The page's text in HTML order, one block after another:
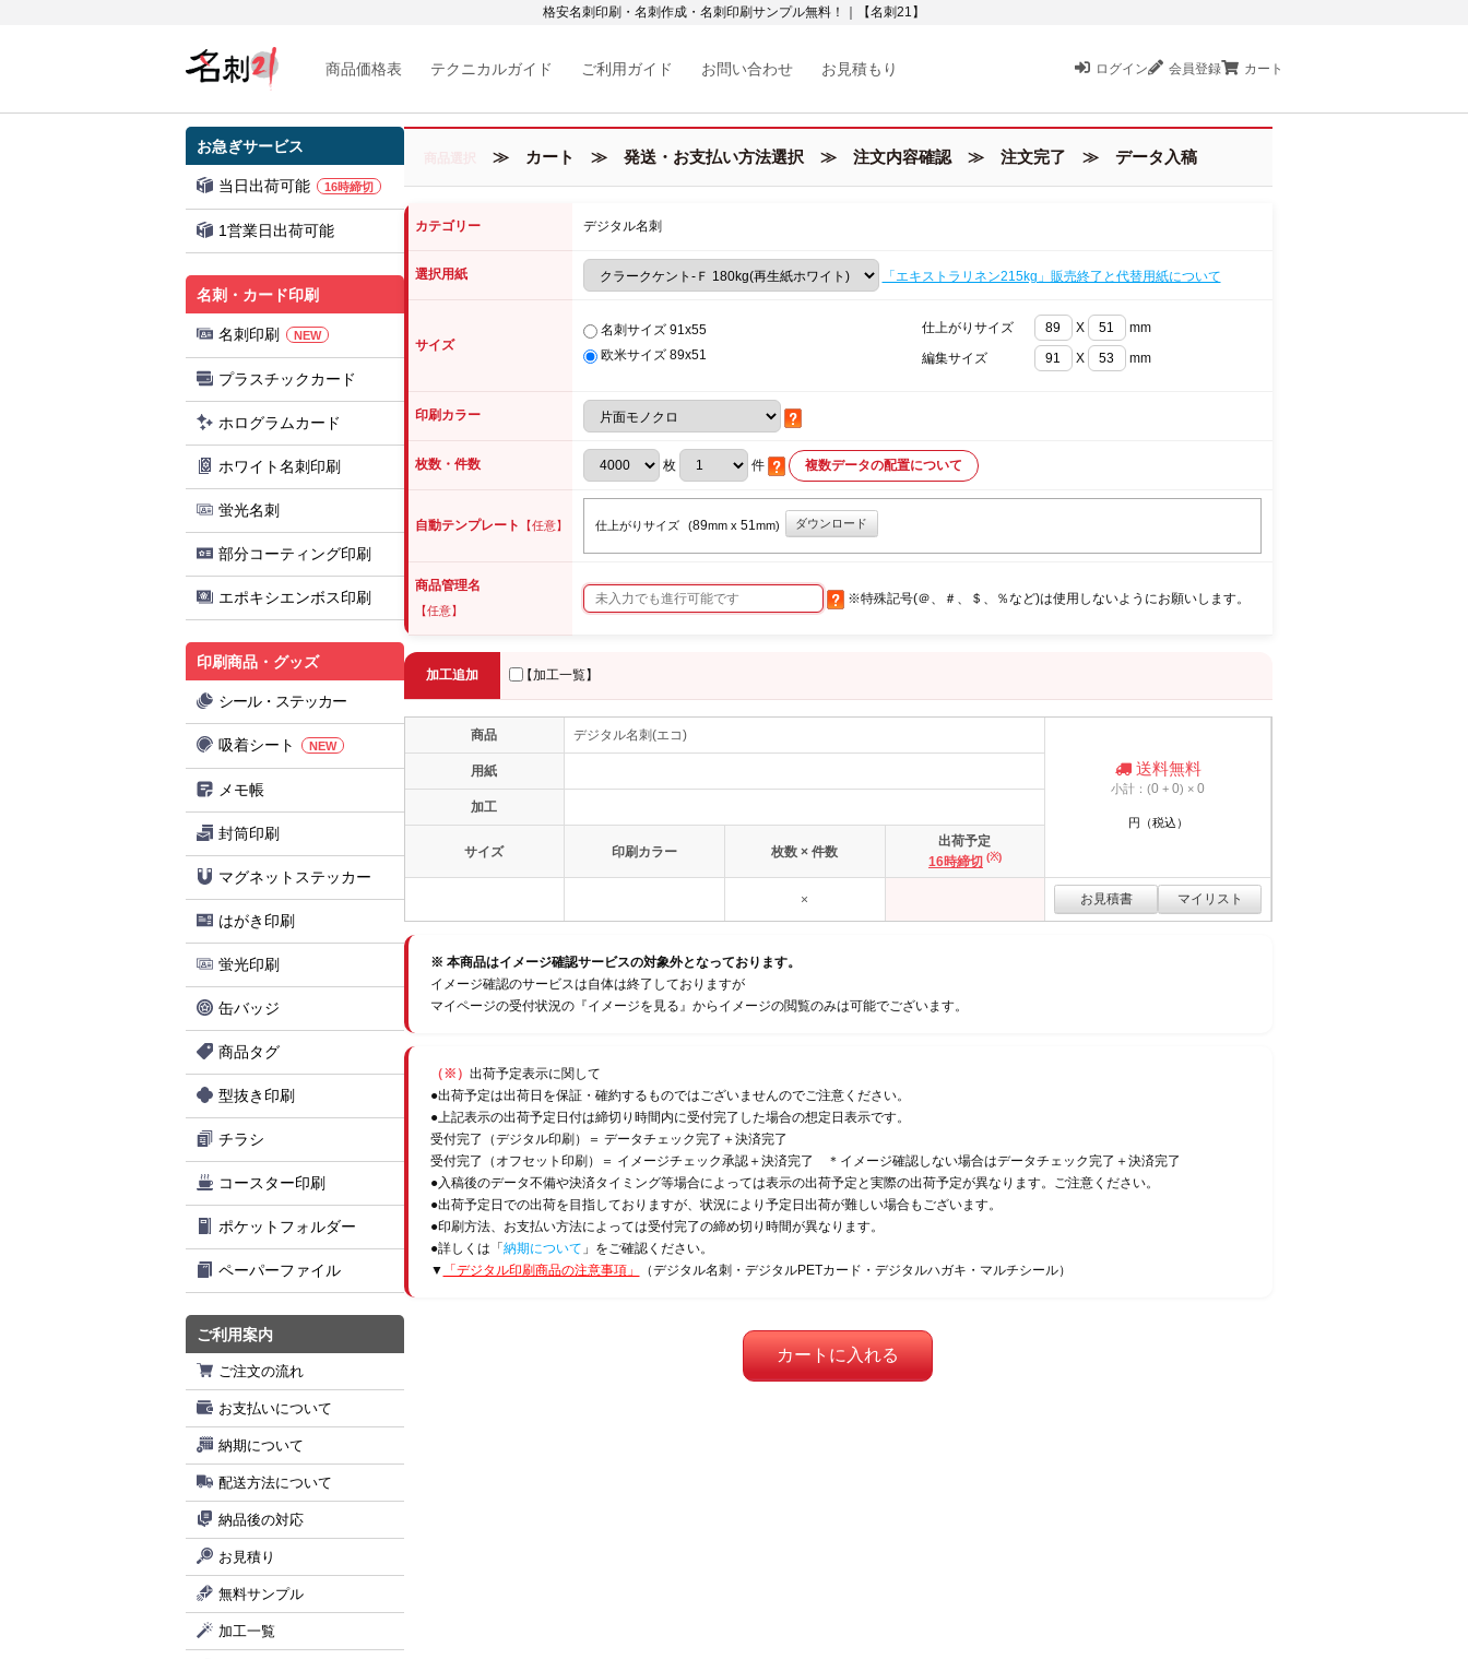
格安名刺印刷・名刺作成・名刺印刷サンプル無料！｜【名刺21】
商品価格表 テクニカルガイド ご利用ガイド お問い合わせ お見積もり ログイン 会員登録 カート
お急ぎサービス
当日出荷可能 16時締切
1営業日出荷可能
名刺・カード印刷
名刺印刷 NEW
プラスチックカード
ホログラムカード
ホワイト名刺印刷
蛍光名刺
部分コーティング印刷
エポキシエンボス印刷
印刷商品・グッズ
シール・ステッカー
吸着シート NEW
メモ帳
封筒印刷
マグネットステッカー
はがき印刷
蛍光印刷
缶バッジ
商品タグ
型抜き印刷
チラシ
コースター印刷
ポケットフォルダー
ペーパーファイル
ご利用案内
ご注文の流れ
お支払いについて
納期について
配送方法について
納品後の対応
お見積り
無料サンプル
加工一覧
≫ カート ≫ 発送・お支払い方法選択 ≫ 注文内容確認 ≫ 注文完了 ≫ データ入稿
カテゴリー デジタル名刺
選択用紙 「エキストラリネン215kg」販売終了と代替用紙について
サイズ
名刺サイズ 91x55
欧米サイズ 89x51
仕上がりサイズ X
mm
編集サイズ
X mm
印刷カラー
枚数・件数 枚 件 複数データの配置について
自動テンプレート 【任意】 仕上がりサイズ (89mm x 51mm) ダウンロード
商品管理名
【任意】
※特殊記号(＠、＃、＄、％など)は使用しないようにお願いします。
加工追加 【加工一覧】
商品 デジタル名刺(エコ)
用紙
加工
サイズ 印刷カラー 枚数 × 件数
出荷予定
16時締切 (※)
×
送料無料
小計：(0 +0) ×0
円（税込）
※ 本商品はイメージ確認サービスの対象外となっております。
イメージ確認のサービスは自体は終了しておりますが
マイページの受付状況の『イメージを見る』からイメージの閲覧のみは可能でございます。
（※） 出荷予定表示に関して
●出荷予定は出荷日を保証・確約するものではございませんのでご注意ください。
●上記表示の出荷予定日付は締切り時間内に受付完了した場合の想定日表示です。
受付完了（デジタル印刷）＝ データチェック完了＋決済完了
受付完了（オフセット印刷）＝ イメージチェック承認＋決済完了 ＊イメージ確認しない場合はデータチェック完了＋決済完了
●入稿後のデータ不備や決済タイミング等場合によっては表示の出荷予定と実際の出荷予定が異なります。ご注意ください。
●出荷予定日での出荷を目指しておりますが、状況により予定日出荷が難しい場合もございます。
●印刷方法、お支払い方法によっては受付完了の締め切り時間が異なります。
●詳しくは「 納期について 」をご確認ください。
▼
「デジタル印刷商品の注意事項」 （デジタル名刺・デジタルPETカード・デジタルハガキ・マルチシール）